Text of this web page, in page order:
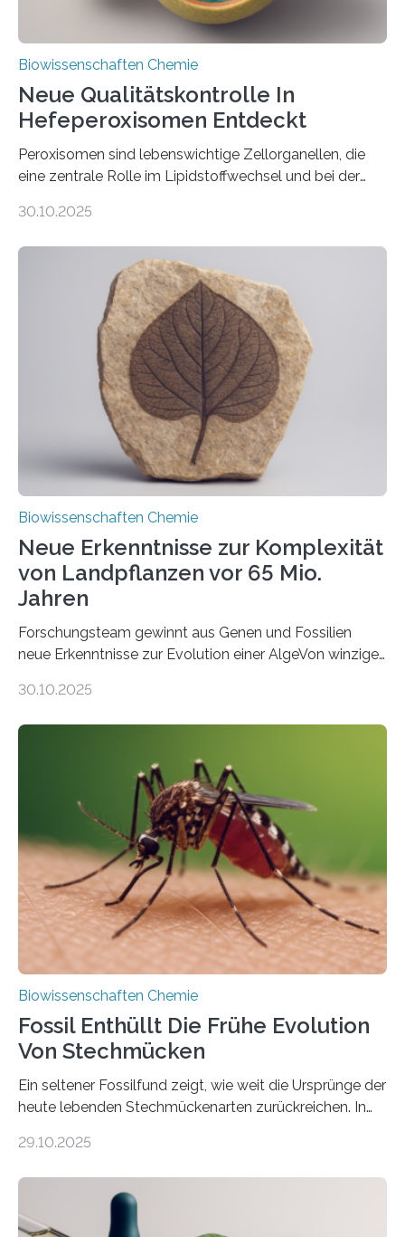
Biowissenschaften Chemie
Neue Qualitätskontrolle In
Hefeperoxisomen Entdeckt
Peroxisomen sind lebenswichtige Zellorganellen, die
eine zentrale Rolle im Lipidstoffwechsel und bei der
erfüllen können, müssen zahlreiche Enzyme präzise in
der Ruhr-Universität Bochum um Prof. Dr. Ralf Erdmann
und Dr. Ismaila Francis Yusuf hat nun einen bislang
unbekannten Qualitätskontrollmechanismus des
peroxisomalen Proteintransports in der Bäckerhefe
Saccharomyces cerevisiae entdeckt, der für die
Funktionsfähigkeit der Organellen entscheidend ist. Die
Studie wurde am 28. Oktober 2025 in der
Fachzeitschrift…
30.10.2025
Biowissenschaften Chemie
Neue Erkenntnisse zur Komplexität
von Landpflanzen vor 65 Mio.
Jahren
Forschungsteam gewinnt aus Genen und Fossilien
neue Erkenntnisse zur Evolution einer AlgeVon winzigen
Landpflanzen zählen zu den komplexesten
Grünalgen, die vor Hunderten von Millionen Jahren
lebten. Unter den Vorfahren sticht eine Gruppe heraus,
die noch heute in der Natur vorkommt: die
Süßwasseralge Coleochaetophyceae. Einige Arten
dieser Gruppe bilden aus Zellfäden dichte Geflechte
mit scheibenförmiger Gestalt. Was auffällig ist: Die
nächsten…
30.10.2025
Biowissenschaften Chemie
Fossil Enthüllt Die Frühe Evolution
Von Stechmücken
Ein seltener Fossilfund zeigt, wie weit die Ursprünge der
heute lebenden Stechmückenarten zurückreichen. In
Forschende die bisher älteste bekannte Stechmücken-
Region Kachin in Myanmar und hat sich in
ausgezeichnetem Zustand erhalten. Es konnte als neue
29.10.2025